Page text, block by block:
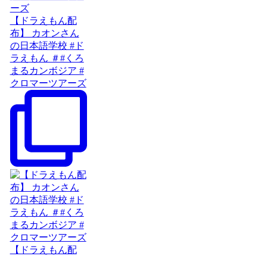
【ドラえもん配
布】 カオンさん
の日本語学校 #ド
ラえもん ＃#くろ
まるカンボジア #
クロマーツアーズ
【ドラえもん配